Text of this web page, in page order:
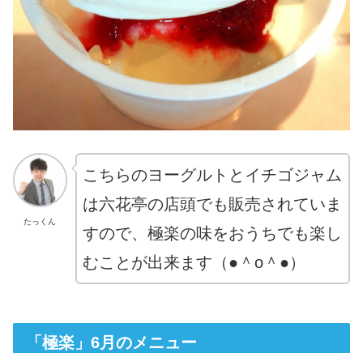
たっくん
こちらのヨーグルトとイチゴジャム
は六花亭の店頭でも販売されていま
すので、極楽の味をおうちでも楽し
むことが出来ます（●＾o＾●）
「極楽」6月のメニュー